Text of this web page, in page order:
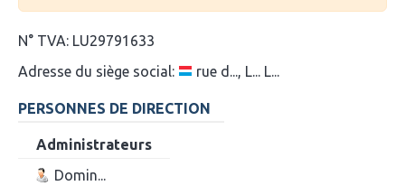
N° TVA: LU29791633
Adresse du siège social:
rue d..., L... L...
PERSONNES DE DIRECTION
Administrateurs
Domin...